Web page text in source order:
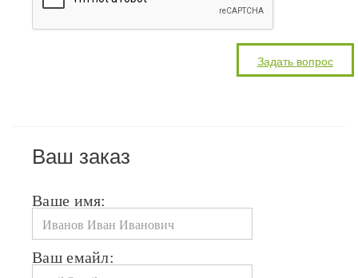
Ваш заказ
Ваше имя:
Ваш емайл: